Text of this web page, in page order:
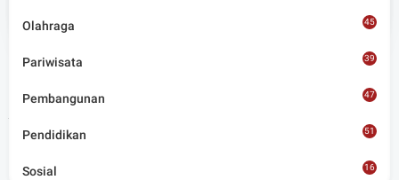
Artikel Terkait
Olahraga 45
Pariwisata 39
Pembangunan 47
Pendidikan 51
Sosial
16